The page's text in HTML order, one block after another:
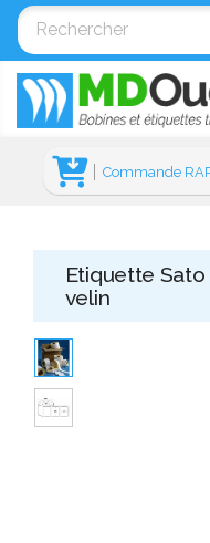
Commande
Etiquette Sato
velin